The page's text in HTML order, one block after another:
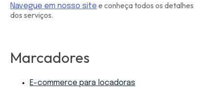
Navegue em nosso site e conheça todos os detalhes
dos serviços.
Marcadores
E-commerce para locadoras